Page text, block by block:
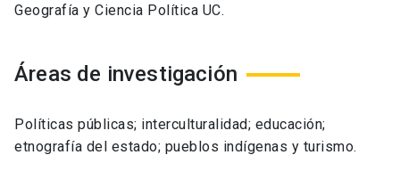
Geografía y Ciencia Política UC.
Áreas de investigación
Políticas públicas; interculturalidad; educación;
etnografía del estado; pueblos indígenas y turismo.